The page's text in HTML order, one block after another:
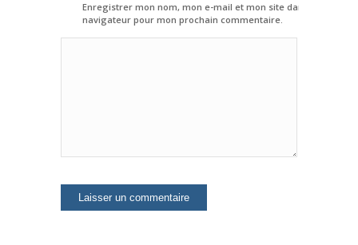
Enregistrer mon nom, mon e-mail et mon site dans le
navigateur pour mon prochain commentaire.